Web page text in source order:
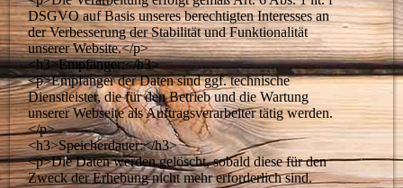
DSGVO auf Basis unseres berechtigten Interesses an
der Verbesserung der Stabilität und Funktionalität
unserer Website.</p>
<h3>Empfänger:</h3>
<p>Empfänger der Daten sind ggf. technische
Dienstleister, die für den Betrieb und die Wartung
unserer Webseite als Auftragsverarbeiter tätig werden.
</p>
<h3>Speicherdauer:</h3>
<p>Die Daten werden gelöscht, sobald diese für den
Zweck der Erhebung nicht mehr erforderlich sind.